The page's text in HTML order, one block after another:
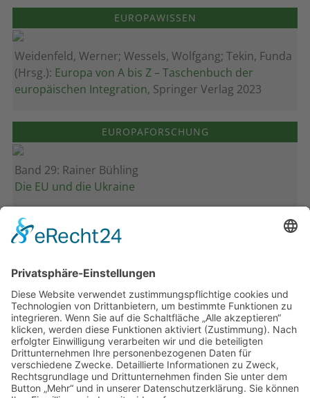
EUROPAWISSEN
Weidenfeld, Werner; Wessels, Wolfgang; Tekin, Funda
(Hrsg.): Europa von A bis Z – Taschenbuch der
europäischen Integration, Springer Verlag 2023
EUROPAFORSCHUNG
Band 29: Rainer Bühling
Die EU und die Ukraine
Band 28: Andrea Zeller
Eurorettung um jeden Preis?
Band 27: Thomas Jansen
Europa verstehen
Band 26: Andreas Öffner
Die Macht der Interessen
Band 25: Edmund Ratka